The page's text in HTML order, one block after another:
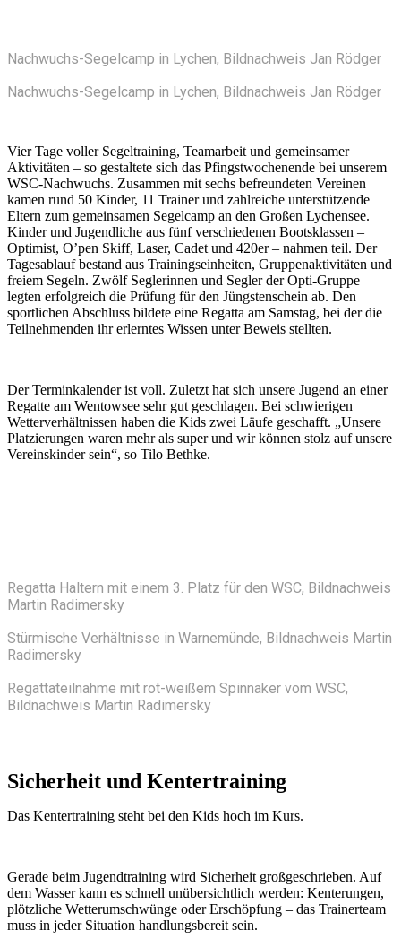
Nachwuchs-Segelcamp in Lychen, Bildnachweis Jan Rödger
Nachwuchs-Segelcamp in Lychen, Bildnachweis Jan Rödger
Vier Tage voller Segeltraining, Teamarbeit und gemeinsamer
Aktivitäten – so gestaltete sich das Pfingstwochenende bei unserem
WSC-Nachwuchs. Zusammen mit sechs befreundeten Vereinen
kamen rund 50 Kinder, 11 Trainer und zahlreiche unterstützende
Eltern zum gemeinsamen Segelcamp an den Großen Lychensee.
Kinder und Jugendliche aus fünf verschiedenen Bootsklassen –
Optimist, O’pen Skiff, Laser, Cadet und 420er – nahmen teil. Der
Tagesablauf bestand aus Trainingseinheiten, Gruppenaktivitäten und
freiem Segeln. Zwölf Seglerinnen und Segler der Opti-Gruppe
legten erfolgreich die Prüfung für den Jüngstenschein ab. Den
sportlichen Abschluss bildete eine Regatta am Samstag, bei der die
Teilnehmenden ihr erlerntes Wissen unter Beweis stellten.
Der Terminkalender ist voll. Zuletzt hat sich unsere Jugend an einer
Regatte am Wentowsee sehr gut geschlagen. Bei schwierigen
Wetterverhältnissen haben die Kids zwei Läufe geschafft. „Unsere
Platzierungen waren mehr als super und wir können stolz auf unsere
Vereinskinder sein“, so Tilo Bethke.
Regatta Haltern mit einem 3. Platz für den WSC, Bildnachweis
Martin Radimersky
Stürmische Verhältnisse in Warnemünde, Bildnachweis Martin
Radimersky
Regattateilnahme mit rot-weißem Spinnaker vom WSC,
Bildnachweis Martin Radimersky
Sicherheit und Kentertraining
Das Kentertraining steht bei den Kids hoch im Kurs.
Gerade beim Jugendtraining wird Sicherheit großgeschrieben. Auf
dem Wasser kann es schnell unübersichtlich werden: Kenterungen,
plötzliche Wetterumschwünge oder Erschöpfung – das Trainerteam
muss in jeder Situation handlungsbereit sein.